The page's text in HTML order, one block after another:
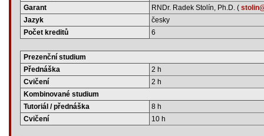
Garant
RNDr. Radek Stolín, Ph.D. (
Jazyk
česky
Počet kreditů
6
Prezenční studium
Přednáška
2 h
Cvičení
2 h
Kombinované studium
Tutoriál / přednáška
8 h
Cvičení
10 h